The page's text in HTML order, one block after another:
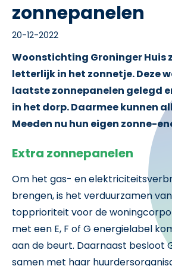
zonnepanelen
20-12-2022
Woonstichting Groninger Huis
letterlijk in het zonnetje. Deze
laatste zonnepanelen gelegd
in het dorp. Daarmee kunnen
Meeden nu hun eigen zonne-
Extra zonnepanelen
Om het gas- en
brengen, is het verduurzamen
topprioriteit voor de
met een E, F of G energielabel
aan de beurt. Daarnaast besloot
samen met haar